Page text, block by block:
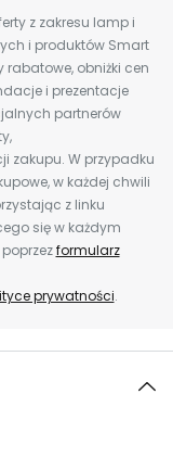
z zakresu lamp i
i produktów Smart
obniżki cen
i prezentacje
partnerów
zakupu. W przypadku
w każdej chwili
z linku
się w każdym
formularz
prywatności.